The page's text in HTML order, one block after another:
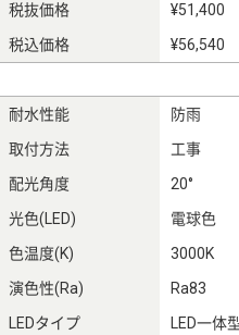
税抜価格
¥51,400
税込価格
¥56,540
耐水性能
防雨
取付方法
工事
配光角度
20°
光色(LED)
電球色
色温度(K)
3000K
演色性(Ra)
Ra83
LEDタイプ
LED一体